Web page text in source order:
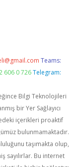
Teams:
606 0 726 Telegram:
Bilgi Teknolojileri
bir Yer Sağlayıcı
içerikleri proaktif
bulunmamaktadır.
taşımakta olup,
sayılırlar. Bu internet